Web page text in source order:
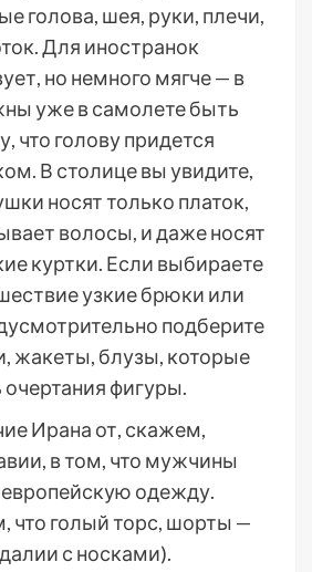
голова, шея, руки, плечи,
Для иностранок
но немного мягче — в
уже в самолете быть
что голову придется
В столице вы увидите,
носят только платок,
волосы, и даже носят
куртки. Если выбираете
узкие брюки или
подберите
жакеты, блузы, которые
фигуры.
Ирана от, скажем,
в том, что мужчины
одежду.
что голый торс, шорты —
с носками).